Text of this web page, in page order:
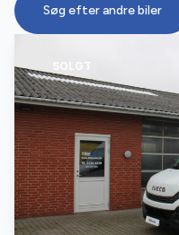
SOLGT
Søg efter andre biler